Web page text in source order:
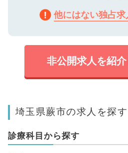
他にはない独占
非公開求人を紹
埼玉県蕨市の求人を探す
診療科目から探す